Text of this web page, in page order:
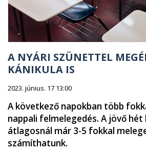
A NYÁRI SZÜNETTEL
KÁNIKULA IS
2023. június. 17 13:00
A következő napokban több
nappali felmelegedés. A jövő hét
átlagosnál már 3-5 fokkal
számíthatunk.